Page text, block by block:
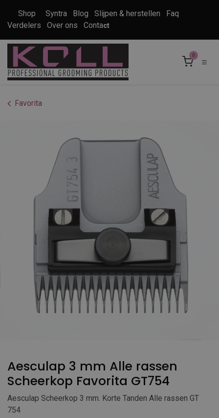
Shop Syntra Blog Slijpen & herstellen
Faq
Verdelers
Over ons Contact
0
Favorita
Aesculap 3 mm Alle rassen
Scheerkop Favorita GT754
Aesculap Scheerkop 3 mm. Korte Tanden Alle rassen GT
754